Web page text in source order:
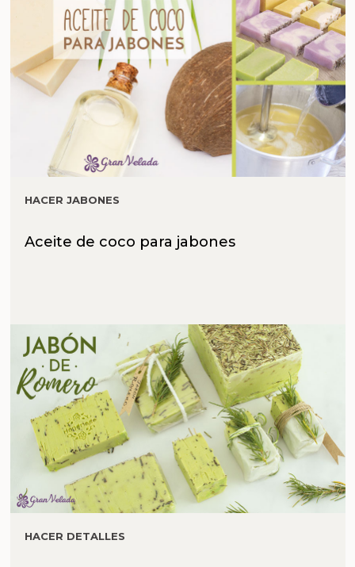
HACER JABONES
Aceite de coco para jabones
HACER DETALLES